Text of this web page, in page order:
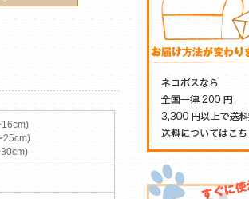
25cm)